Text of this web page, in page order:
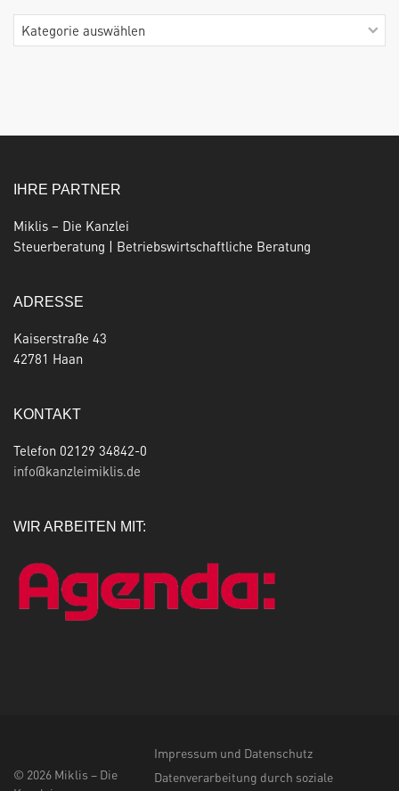
Kategorien
IHRE PARTNER
Miklis – Die Kanzlei
Steuerberatung | Betriebswirtschaftliche Beratung
ADRESSE
Kaiserstraße 43
42781 Haan
KONTAKT
Telefon 02129 34842-0
info@kanzleimiklis.de
WIR ARBEITEN MIT:
© 2026 Miklis – Die
Impressum und Datenschutz
Datenverarbeitung durch soziale